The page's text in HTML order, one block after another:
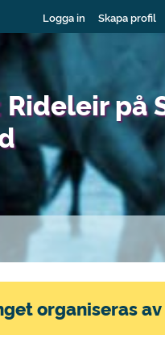
Logga in Skapa profil
Rideleir på
organiseras av